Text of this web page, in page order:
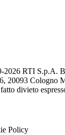
2026 RTI S.p.A.
20093 Cologno
divieto
Policy